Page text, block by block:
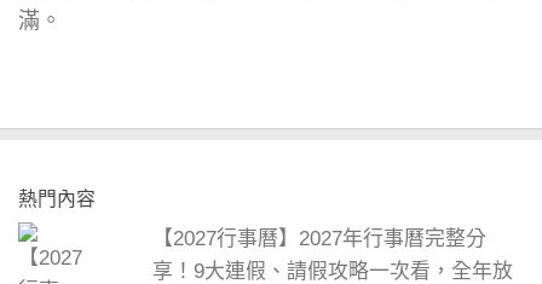
滿。
熱門內容
【2027行事曆】2027年行事曆完整分
享！9大連假、請假攻略一次看，全年放